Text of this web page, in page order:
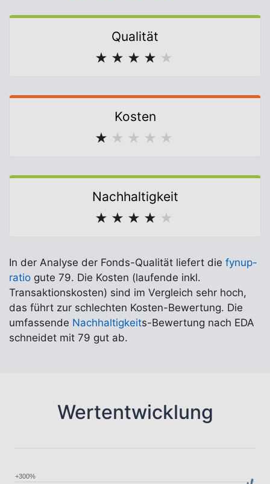
Qualität
★ ★ ★ ★ ★
Kosten
★ ★ ★ ★ ★
Nachhaltigkeit
★ ★ ★ ★ ★
In der Analyse der Fonds-Qualität liefert die fynup-
ratio gute 79. Die Kosten (laufende inkl.
Transaktionskosten) sind im Vergleich sehr hoch,
das führt zur schlechten Kosten-Bewertung. Die
umfassende Nachhaltigkeits-Bewertung nach EDA
schneidet mit 79 gut ab.
Wertentwicklung
+300%